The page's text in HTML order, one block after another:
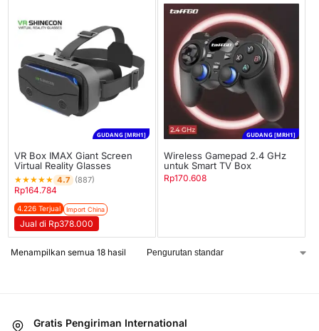
GUDANG [MRH1]
VR Box IMAX Giant Screen
Virtual Reality Glasses
★★★★★ 4.7 (887)
Rp164.784
4.226 Terjual Import China
Jual di Rp378.000
GUDANG [MRH1]
Wireless Gamepad 2.4 GHz
untuk Smart TV Box
Rp170.608
Menampilkan semua 18 hasil
Gratis Pengiriman International